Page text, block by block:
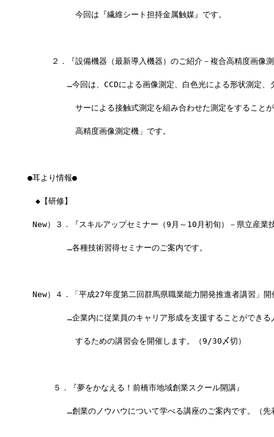
今回は『繊維シート担持金属触媒』です。
２．『設備機器（最新導入機器）のご紹介－複合高精度画像測
…今回は、CCDによる画像測定、白色光による形状測定、
サーによる接触式測定を組み合わせた測定をすることが
高精度画像測定機」です。
●耳より情報●
◆【研修】
New）３．『スキルアップセミナー（9月～10月初旬）－県立産業
…各種技術習得セミナーのご案内です。
New）４．「平成27年度第二回群馬県職業能力開発推進者講習」開
…企業内に従業員のキャリア形成を支援することができる
するための講習会を開催します。（9/30〆切）
５．『夢をかなえる！前橋市地域創業スクール開講』
…創業のノウハウについて学べる講座のご案内です。（先